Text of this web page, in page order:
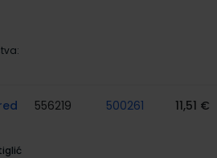
556219 500261 11,51 €